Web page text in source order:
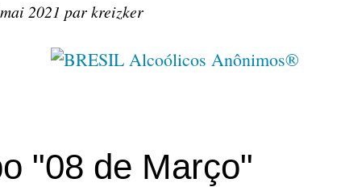
2021 par kreizker
"08 de Março"